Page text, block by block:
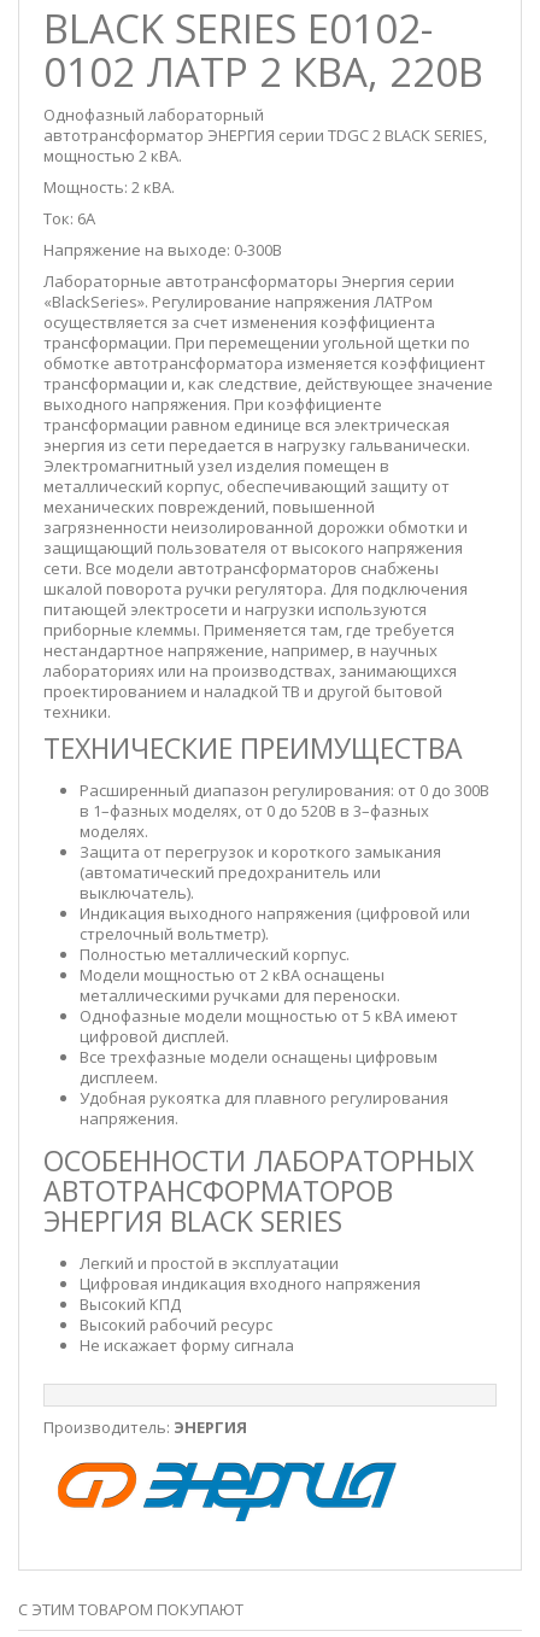
BLACK SERIES E0102-
0102 ЛАТР 2 КВА, 220В
Однофазный лабораторный
автотрансформатор ЭНЕРГИЯ серии TDGC 2 BLACK SERIES,
мощностью 2 кВА.
Мощность: 2 кВА.
Ток: 6А
Напряжение на выходе: 0-300В
Лабораторные автотрансформаторы Энергия серии
«BlackSeries». Регулирование напряжения ЛАТРом
осуществляется за счет изменения коэффициента
трансформации. При перемещении угольной щетки по
обмотке автотрансформатора изменяется коэффициент
трансформации и, как следствие, действующее значение
выходного напряжения. При коэффициенте
трансформации равном единице вся электрическая
энергия из сети передается в нагрузку гальванически.
Электромагнитный узел изделия помещен в
металлический корпус, обеспечивающий защиту от
механических повреждений, повышенной
загрязненности неизолированной дорожки обмотки и
защищающий пользователя от высокого напряжения
сети. Все модели автотрансформаторов снабжены
шкалой поворота ручки регулятора. Для подключения
питающей электросети и нагрузки используются
приборные клеммы. Применяется там, где требуется
нестандартное напряжение, например, в научных
лабораториях или на производствах, занимающихся
проектированием и наладкой ТВ и другой бытовой
техники.
ТЕХНИЧЕСКИЕ ПРЕИМУЩЕСТВА
Расширенный диапазон регулирования: от 0 до 300В
в 1–фазных моделях, от 0 до 520В в 3–фазных
моделях.
Защита от перегрузок и короткого замыкания
(автоматический предохранитель или
выключатель).
Индикация выходного напряжения (цифровой или
стрелочный вольтметр).
Полностью металлический корпус.
Модели мощностью от 2 кВА оснащены
металлическими ручками для переноски.
Однофазные модели мощностью от 5 кВА имеют
цифровой дисплей.
Все трехфазные модели оснащены цифровым
дисплеем.
Удобная рукоятка для плавного регулирования
напряжения.
ОСОБЕННОСТИ ЛАБОРАТОРНЫХ
АВТОТРАНСФОРМАТОРОВ
ЭНЕРГИЯ BLACK SERIES
Легкий и простой в эксплуатации
Цифровая индикация входного напряжения
Высокий КПД
Высокий рабочий ресурс
Не искажает форму сигнала
Производитель: ЭНЕРГИЯ
С ЭТИМ ТОВАРОМ ПОКУПАЮТ